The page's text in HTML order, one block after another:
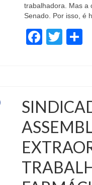
trabalhadora. Mas a
Senado. Por isso, é